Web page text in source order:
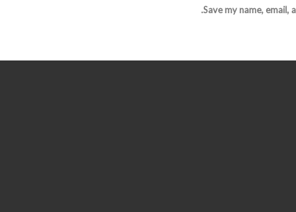
Save my name, email,